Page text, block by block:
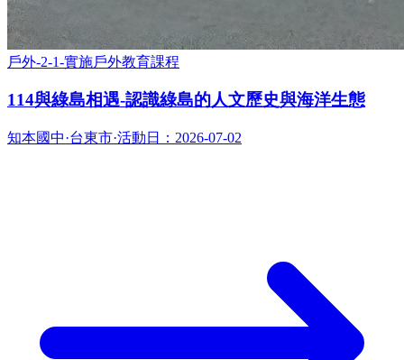
戶外-2-1-實施戶外教育課程
114與綠島相遇-認識綠島的人文歷史與海洋生態
知本國中·台東市·活動日： 2026-07-02